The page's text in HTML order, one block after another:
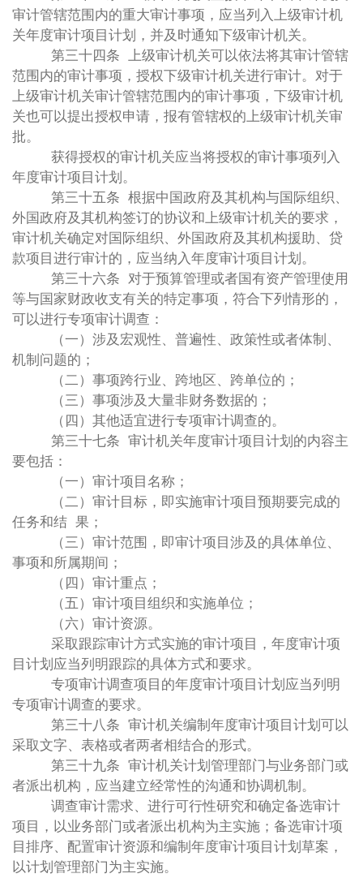
审计管辖范围内的重大审计事项，应当列入上级审计机
关年度审计项目计划，并及时通知下级审计机关。
第三十四条 上级审计机关可以依法将其审计管辖
范围内的审计事项，授权下级审计机关进行审计。对于
上级审计机关审计管辖范围内的审计事项，下级审计机
关也可以提出授权申请，报有管辖权的上级审计机关审
批。
获得授权的审计机关应当将授权的审计事项列入
年度审计项目计划。
第三十五条 根据中国政府及其机构与国际组织、
外国政府及其机构签订的协议和上级审计机关的要求，
审计机关确定对国际组织、外国政府及其机构援助、贷
款项目进行审计的，应当纳入年度审计项目计划。
第三十六条 对于预算管理或者国有资产管理使用
等与国家财政收支有关的特定事项，符合下列情形的，
可以进行专项审计调查：
（一）涉及宏观性、普遍性、政策性或者体制、
机制问题的；
（二）事项跨行业、跨地区、跨单位的；
（三）事项涉及大量非财务数据的；
（四）其他适宜进行专项审计调查的。
第三十七条 审计机关年度审计项目计划的内容主
要包括：
（一）审计项目名称；
（二）审计目标，即实施审计项目预期要完成的
任务和结 果；
（三）审计范围，即审计项目涉及的具体单位、
事项和所属期间；
（四）审计重点；
（五）审计项目组织和实施单位；
（六）审计资源。
采取跟踪审计方式实施的审计项目，年度审计项
目计划应当列明跟踪的具体方式和要求。
专项审计调查项目的年度审计项目计划应当列明
专项审计调查的要求。
第三十八条 审计机关编制年度审计项目计划可以
采取文字、表格或者两者相结合的形式。
第三十九条 审计机关计划管理部门与业务部门或
者派出机构，应当建立经常性的沟通和协调机制。
调查审计需求、进行可行性研究和确定备选审计
项目，以业务部门或者派出机构为主实施；备选审计项
目排序、配置审计资源和编制年度审计项目计划草案，
以计划管理部门为主实施。